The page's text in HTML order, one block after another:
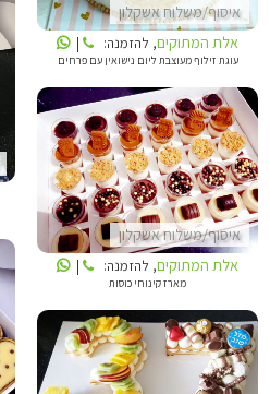
איסוף/משלוח אשקלון
אלת המתוקים, להזמנה: |
עוגת זילוף מעוצבת ליום נישואין עם פרחים
איסוף/משלוח אשקלון
אלת המתוקים
אלת המתוקים, להזמנה: |
מארז קינוחי כוסות
אלת המתוקים